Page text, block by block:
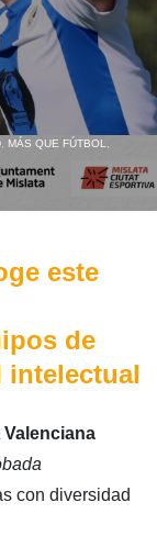
, MÁS QUE FÚTBOL
este
de
con diversidad